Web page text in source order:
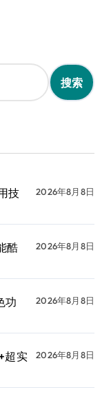
技
2026年8月8日
酷
2026年8月8日
功
2026年8月8日
超实
2026年8月8日